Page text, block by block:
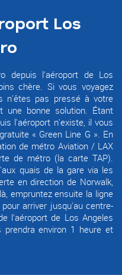
Los
depuis l'aéroport de Los
chère. Si vous voyagez
n'êtes pas pressé à votre
bonne solution. Étant
l'aéroport n'existe, il vous
« Green Line G ». En
de métro Aviation / LAX
de métro (la carte TAP).
quais de la gare via les
en direction de Norwalk,
empruntez ensuite la ligne
arriver jusqu'au centre-
l'aéroport de Los Angeles
prendra environ 1 heure et